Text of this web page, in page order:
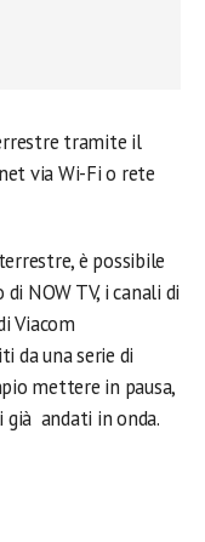
tramite il
via Wi-Fi o rete
è possibile
NOW TV, i canali di
Viacom
da una serie di
mettere in pausa,
già andati in onda.